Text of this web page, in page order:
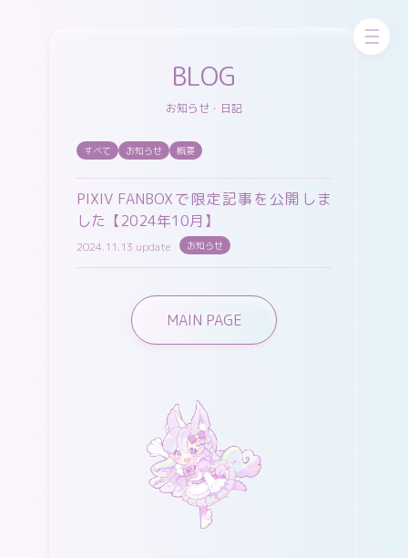
pixivFANBOX WORKS
X（twitter） Cara
BLOG
お知らせ・日記
すべて お知らせ 概要
PIXIV FANBOXで限定記事を公開しま
した【2024年10月】
2024.11.13 update お知らせ
MAIN PAGE